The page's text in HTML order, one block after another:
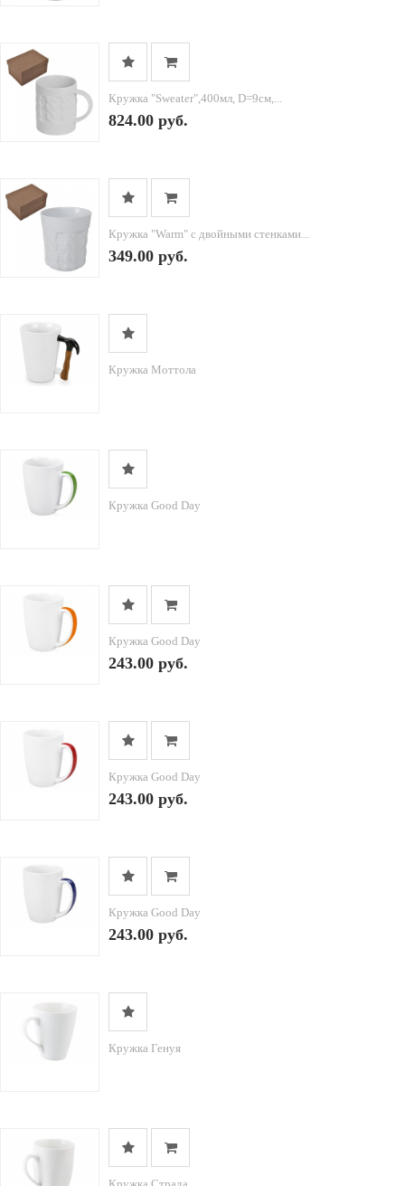
Кружка "Sweater",400мл, D=9см,...
824.00 руб.
Кружка "Warm" с двойными стенками...
349.00 руб.
Кружка Моттола
Кружка Good Day
Кружка Good Day
243.00 руб.
Кружка Good Day
243.00 руб.
Кружка Good Day
243.00 руб.
Кружка Генуя